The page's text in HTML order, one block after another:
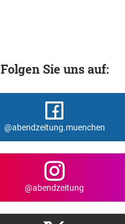
Folgen Sie uns auf:
@abendzeitung.muenchen
@abendzeitung